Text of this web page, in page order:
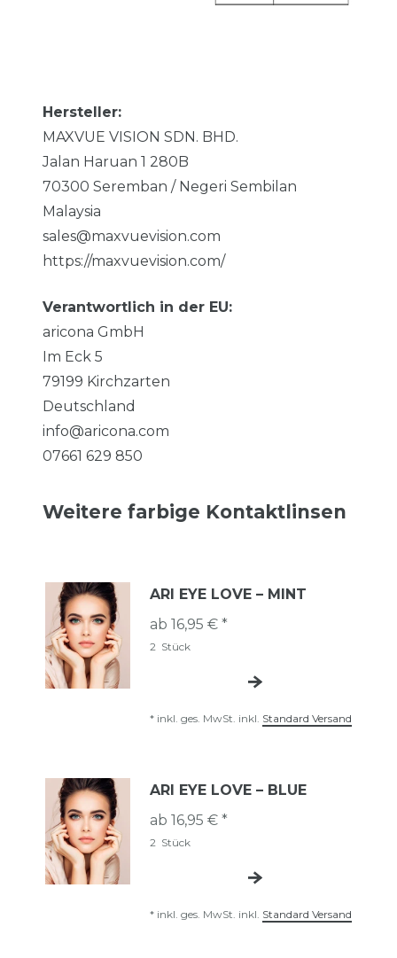
Hersteller:
MAXVUE VISION SDN. BHD.
Jalan Haruan 1 280B
70300 Seremban / Negeri Sembilan
Malaysia
sales@maxvuevision.com
https://maxvuevision.com/
Verantwortlich in der EU:
aricona GmbH
Im Eck 5
79199 Kirchzarten
Deutschland
info@aricona.com
07661 629 850
Weitere farbige Kontaktlinsen
ARI EYE LOVE – MINT
ab 16,95 € *
2 Stück
* inkl. ges. MwSt. inkl. Standard Versand
ARI EYE LOVE – BLUE
ab 16,95 € *
2 Stück
* inkl. ges. MwSt. inkl. Standard Versand